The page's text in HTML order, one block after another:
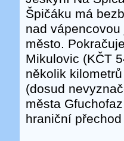
Špičáku má
nad
město.
Mikulovic (KČT
několik
(dosud
města
hraniční